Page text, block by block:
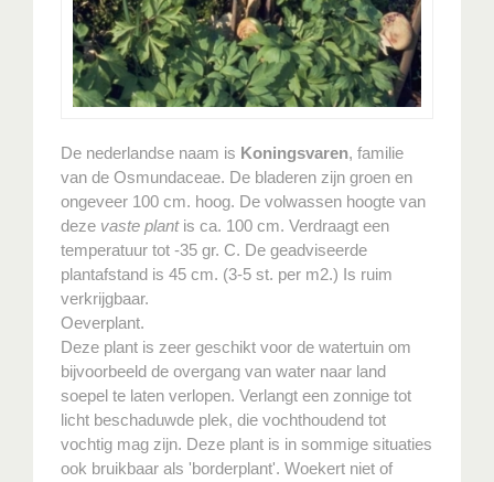
De nederlandse naam is Koningsvaren, familie
van de Osmundaceae. De bladeren zijn groen en
ongeveer 100 cm. hoog. De volwassen hoogte van
deze vaste plantis ca. 100 cm. Verdraagt een
temperatuur tot -35 gr. C. De geadviseerde
plantafstand is 45 cm. (3-5 st. per m2.) Is ruim
verkrijgbaar.
Oeverplant.
Deze plant is zeer geschikt voor de watertuin om
bijvoorbeeld de overgang van water naar land
soepel te laten verlopen. Verlangt een zonnige tot
licht beschaduwde plek, die vochthoudend tot
vochtig mag zijn. Deze plant is in sommige situaties
ook bruikbaar als 'borderplant'. Woekert niet of